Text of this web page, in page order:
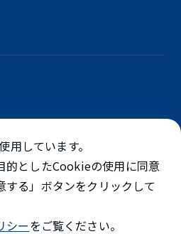
社
が運営しています
用しています。
的としたCookieの使用に同意
する」ボタンをクリックして
シーをご覧ください。